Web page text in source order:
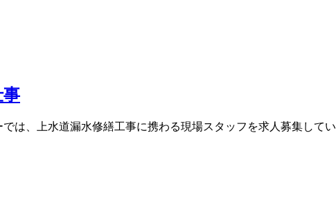
は、上水道漏水修繕工事に携わる現場スタッフを求人募集して